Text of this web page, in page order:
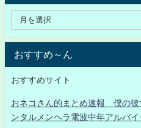
おすすめ～ん
おすすめサイト
おネコさん的まとめ速報 僕の彼
ンタルメンヘラ電波中年アルバ